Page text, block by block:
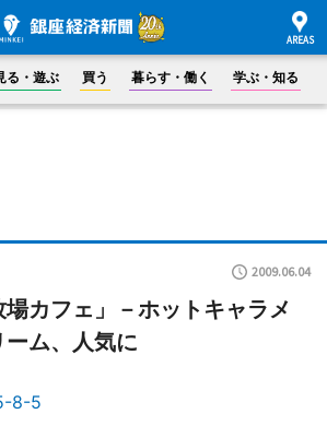
る・遊ぶ 買う 暮らす・働く 学ぶ・知る
2009.06.04
カフェ」－ホットキャラメ
ム、人気に
8-5